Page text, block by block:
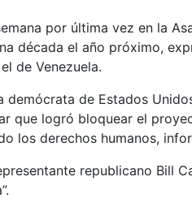
por última vez en la
década el año próximo,
de Venezuela.
demócrata de Estados
que logró bloquear el
los derechos humanos,
republicano Bill